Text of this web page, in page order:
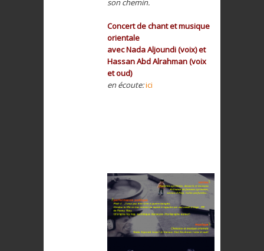
son chemin.
Concert de chant et musique
orientale
avec Nada Aljoundi (voix) et
Hassan Abd Alrahman (voix
et oud)
en écoute:ici